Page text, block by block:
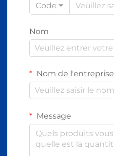
Code
Nom
Nom de l'entreprise
Message